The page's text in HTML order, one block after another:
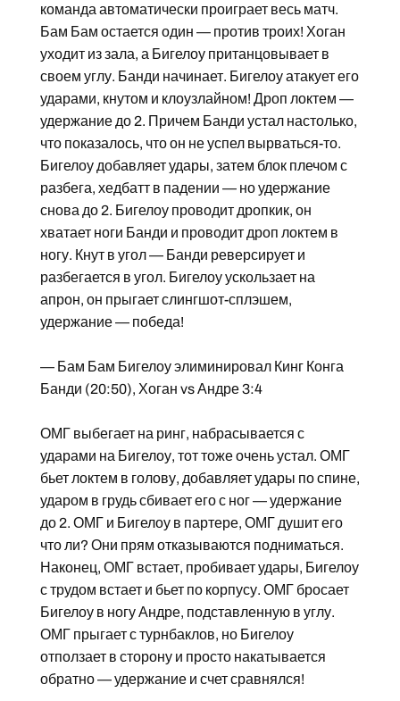
команда автоматически проиграет весь матч.
Бам Бам остается один — против троих! Хоган
уходит из зала, а Бигелоу пританцовывает в
своем углу. Банди начинает. Бигелоу атакует его
ударами, кнутом и клоузлайном! Дроп локтем —
удержание до 2. Причем Банди устал настолько,
что показалось, что он не успел вырваться-то.
Бигелоу добавляет удары, затем блок плечом с
разбега, хедбатт в падении — но удержание
снова до 2. Бигелоу проводит дропкик, он
хватает ноги Банди и проводит дроп локтем в
ногу. Кнут в угол — Банди реверсирует и
разбегается в угол. Бигелоу ускользает на
апрон, он прыгает слингшот-сплэшем,
удержание — победа!
— Бам Бам Бигелоу элиминировал Кинг Конга
Банди (20:50), Хоган vs Андре 3:4
ОМГ выбегает на ринг, набрасывается с
ударами на Бигелоу, тот тоже очень устал. ОМГ
бьет локтем в голову, добавляет удары по спине,
ударом в грудь сбивает его с ног — удержание
до 2. ОМГ и Бигелоу в партере, ОМГ душит его
что ли? Они прям отказываются подниматься.
Наконец, ОМГ встает, пробивает удары, Бигелоу
с трудом встает и бьет по корпусу. ОМГ бросает
Бигелоу в ногу Андре, подставленную в углу.
ОМГ прыгает с турнбаклов, но Бигелоу
отползает в сторону и просто накатывается
обратно — удержание и счет сравнялся!